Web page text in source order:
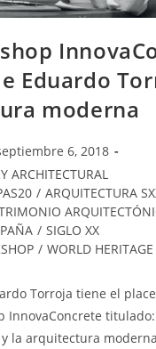
Eduardo
moderna
6, 2018
ARCHITECTURAL
/ ARQUITECTURA
/ SIGLO XX
/ WORLD HERITAGE
Torroja tiene el
InnovaConcrete
la arquitectura